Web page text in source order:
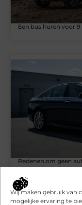
Wij maken gebruik van
mogelijke ervaring te
Een bus huren voor 9
Redenen om geen